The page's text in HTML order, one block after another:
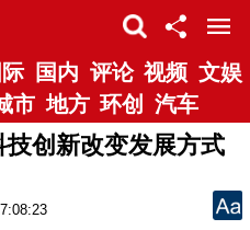
际 国内 评论 视频 文娱
市 地方 环创 汽车
创新改变发展方式